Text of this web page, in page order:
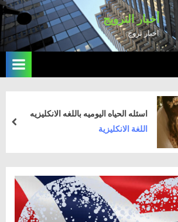
أخبار النرويج
اخبار نروج
اسئله الحياه اليوميه باللغه الانكليزيه
اللغة الانكليزية